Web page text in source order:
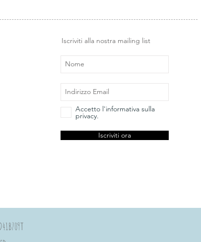
Iscriviti alla nostra mailing list
Accetto l'informativa sulla
privacy.
Iscriviti ora